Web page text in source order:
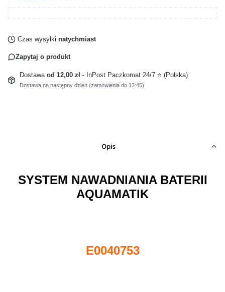
Czas wysyłki:natychmiast
Zapytaj o produkt
Dostawa od 12,00 zł - InPost Paczkomat 24/7 ⭐ (Polska)
Dostawa na następny dzień (zamówienia do 13:45)
Opis
SYSTEM NAWADNIANIA BATERII
AQUAMATIK
E0040753